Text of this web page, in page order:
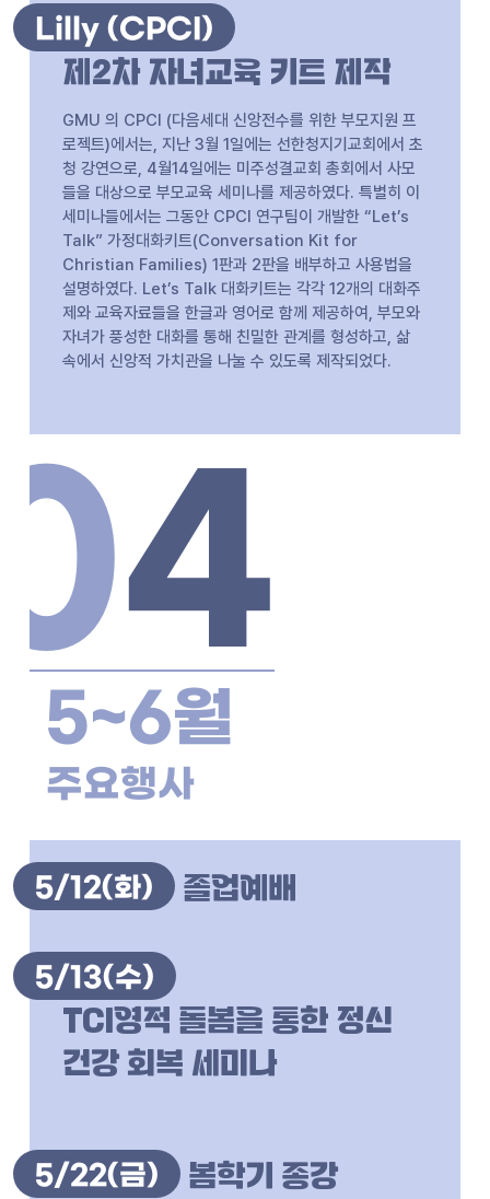
Lilly (CPCI)
제2차 자녀교육 키트 제작
GMU 의 CPCI (다음세대 신앙전수를 위한 부모지원 프
로젝트)에서는, 지난 3월 1일에는 선한청지기교회에서 초
청 강연으로, 4월14일에는 미주성결교회 총회에서 사모
들을 대상으로 부모교육 세미나를 제공하였다. 특별히 이
세미나들에서는 그동안 CPCI 연구팀이 개발한 “Let’s
Talk” 가정대화키트(Conversation Kit for
Christian Families) 1판과 2판을 배부하고 사용법을
설명하였다. Let’s Talk 대화키트는 각각 12개의 대화주
제와 교육자료들을 한글과 영어로 함께 제공하여, 부모와
자녀가 풍성한 대화를 통해 친밀한 관계를 형성하고, 삶
속에서 신앙적 가치관을 나눌 수 있도록 제작되었다.
4
5~6월
주요행사
5/12(화) 졸업예배
5/13(수)
TCI영적 돌봄을 통한 정신
건강 회복 세미나
5/22(금) 봄학기 종강